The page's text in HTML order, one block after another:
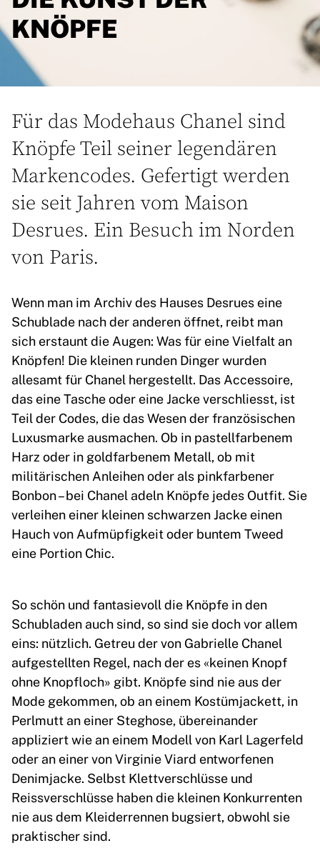
KNÖPFE
Für das Modehaus Chanel sind
Knöpfe Teil seiner legendären
Markencodes. Gefertigt werden
sie seit Jahren vom Maison
Desrues. Ein Besuch im Norden
von Paris.
Wenn man im Archiv des Hauses Desrues eine
Schublade nach der anderen öffnet, reibt man
sich erstaunt die Augen: Was für eine Vielfalt an
Knöpfen! Die kleinen runden Dinger wurden
allesamt für Chanel hergestellt. Das Accessoire,
das eine Tasche oder eine Jacke verschliesst, ist
Teil der Codes, die das Wesen der französischen
Luxusmarke ausmachen. Ob in pastellfarbenem
Harz oder in goldfarbenem Metall, ob mit
militärischen Anleihen oder als pinkfarbener
Bonbon – bei Chanel adeln Knöpfe jedes Outfit. Sie
verleihen einer kleinen schwarzen Jacke einen
Hauch von Aufmüpfigkeit oder buntem Tweed
eine Portion Chic.
So schön und fantasievoll die Knöpfe in den
Schubladen auch sind, so sind sie doch vor allem
eins: nützlich. Getreu der von Gabrielle Chanel
aufgestellten Regel, nach der es «keinen Knopf
ohne Knopfloch» gibt. Knöpfe sind nie aus der
Mode gekommen, ob an einem Kostümjackett, in
Perlmutt an einer Steghose, übereinander
appliziert wie an einem Modell von Karl Lagerfeld
oder an einer von Virginie Viard entworfenen
Denimjacke. Selbst Klettverschlüsse und
Reissverschlüsse haben die kleinen Konkurrenten
nie aus dem Kleiderrennen bugsiert, obwohl sie
praktischer sind.